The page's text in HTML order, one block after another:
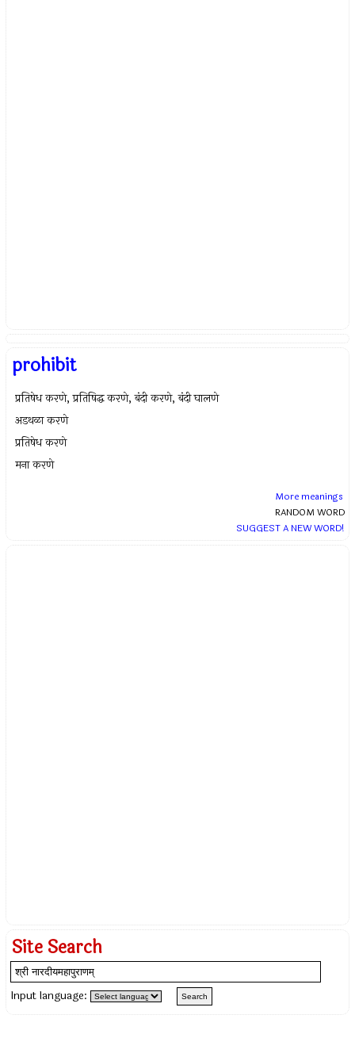
prohibit
प्रतिषेध करणे, प्रतिषिद्ध करणे, बंदी करणे, बंदी घालणे
अडथळा करणे
प्रतिषेध करणे
मना करणे
More meanings
RANDOM WORD
SUGGEST A NEW WORD!
Site Search
Input language: